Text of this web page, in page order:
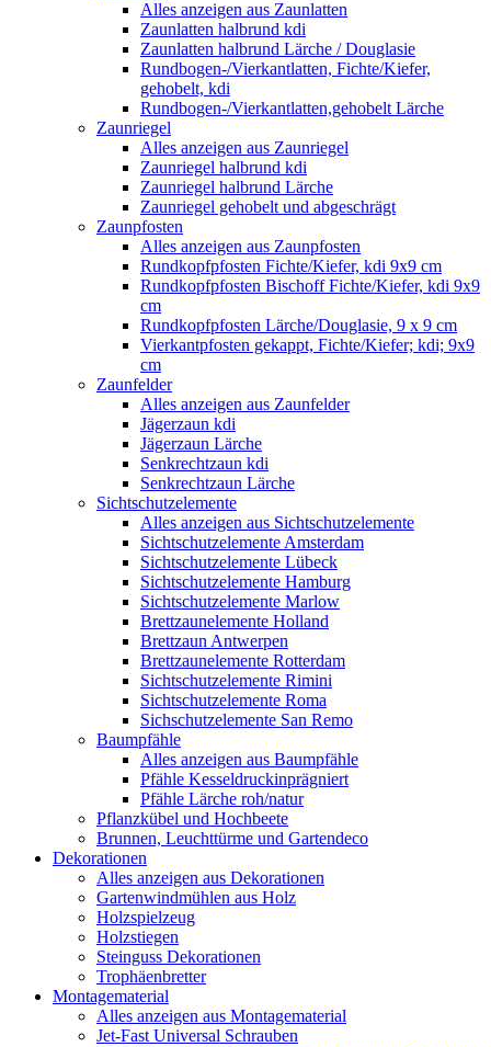
Alles anzeigen aus Zaunlatten
Zaunlatten halbrund kdi
Zaunlatten halbrund Lärche / Douglasie
Rundbogen-/Vierkantlatten, Fichte/Kiefer,
gehobelt, kdi
Rundbogen-/Vierkantlatten,gehobelt Lärche
Zaunriegel
Alles anzeigen aus Zaunriegel
Zaunriegel halbrund kdi
Zaunriegel halbrund Lärche
Zaunriegel gehobelt und abgeschrägt
Zaunpfosten
Alles anzeigen aus Zaunpfosten
Rundkopfpfosten Fichte/Kiefer, kdi 9x9 cm
Rundkopfpfosten Bischoff Fichte/Kiefer, kdi 9x9
cm
Rundkopfpfosten Lärche/Douglasie, 9 x 9 cm
Vierkantpfosten gekappt, Fichte/Kiefer; kdi; 9x9
cm
Zaunfelder
Alles anzeigen aus Zaunfelder
Jägerzaun kdi
Jägerzaun Lärche
Senkrechtzaun kdi
Senkrechtzaun Lärche
Sichtschutzelemente
Alles anzeigen aus Sichtschutzelemente
Sichtschutzelemente Amsterdam
Sichtschutzelemente Lübeck
Sichtschutzelemente Hamburg
Sichtschutzelemente Marlow
Brettzaunelemente Holland
Brettzaun Antwerpen
Brettzaunelemente Rotterdam
Sichtschutzelemente Rimini
Sichtschutzelemente Roma
Sichschutzelemente San Remo
Baumpfähle
Alles anzeigen aus Baumpfähle
Pfähle Kesseldruckinprägniert
Pfähle Lärche roh/natur
Pflanzkübel und Hochbeete
Brunnen, Leuchttürme und Gartendeco
Dekorationen
Alles anzeigen aus Dekorationen
Gartenwindmühlen aus Holz
Holzspielzeug
Holzstiegen
Steinguss Dekorationen
Trophäenbretter
Montagematerial
Alles anzeigen aus Montagematerial
Jet-Fast Universal Schrauben